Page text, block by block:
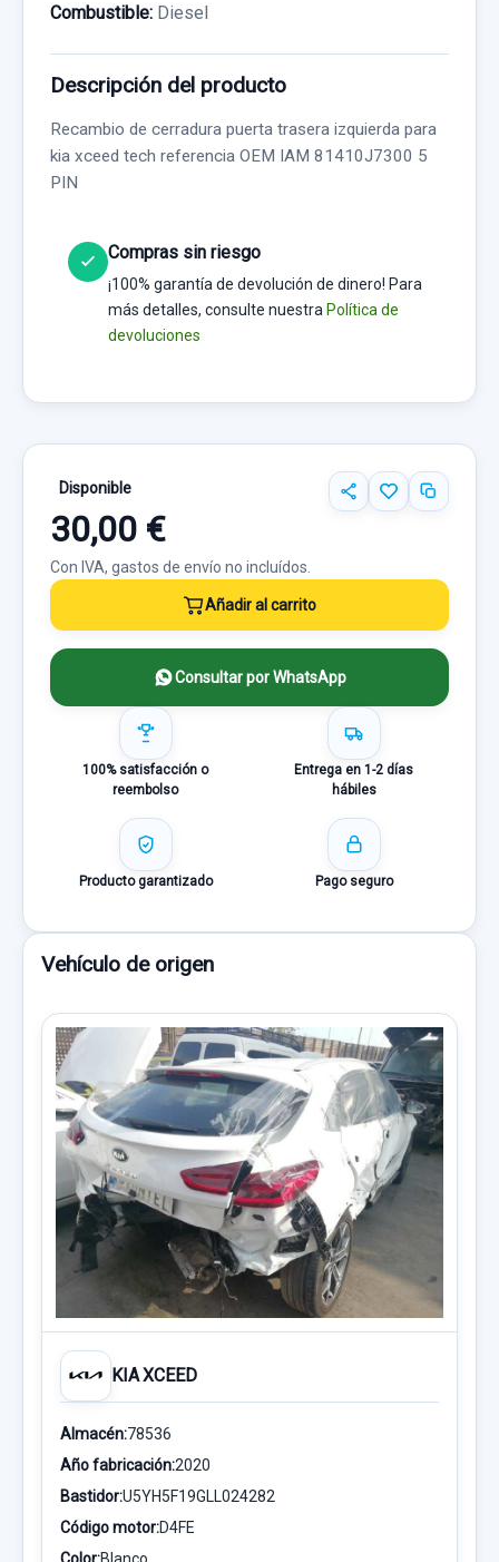
Combustible: Diesel
Descripción del producto
Recambio de cerradura puerta trasera izquierda para
kia xceed tech referencia OEM IAM 81410J7300 5
PIN
Compras sin riesgo
¡100% garantía de devolución de dinero! Para
más detalles, consulte nuestra Política de
devoluciones
Disponible
30,00 €
Con IVA, gastos de envío no incluídos.
Añadir al carrito
Consultar por WhatsApp
100% satisfacción o
reembolso
Entrega en 1-2 días
hábiles
Producto garantizado Pago seguro
Vehículo de origen
KIA XCEED
Almacén:78536
Año fabricación:2020
Bastidor:U5YH5F19GLL024282
Código motor:D4FE
Color:Blanco